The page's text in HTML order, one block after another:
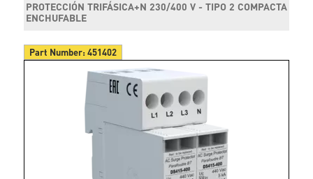
PROTECCIÓN TRIFÁSICA+N 230/400 V - TIPO 2 COMPACTA
ENCHUFABLE
Part Number:451402